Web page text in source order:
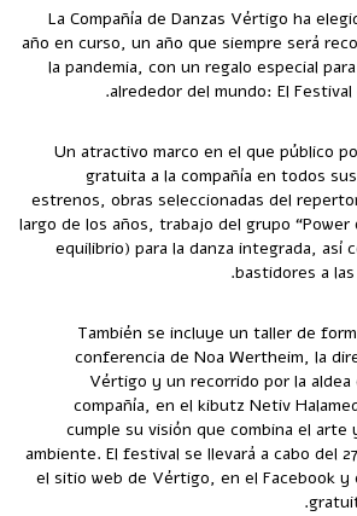
La Compañía de Danzas Vértigo ha
año en curso, un año que siempre será
la pandemia, con un regalo especial
alrededor del mundo: El
Un atractivo marco en el que público
gratuita a la compañía en todos
estrenos, obras seleccionadas del
largo de los años, trabajo del grupo
equilibrio) para la danza integrada,
bastidores a
También se incluye un taller de
conferencia de Noa Wertheim, la
Vértigo y un recorrido por la
compañía, en el kibutz Netiv
cumple su visión que combina el
ambiente. El festival se llevará a cabo del
el sitio web de Vértigo, en el Facebook